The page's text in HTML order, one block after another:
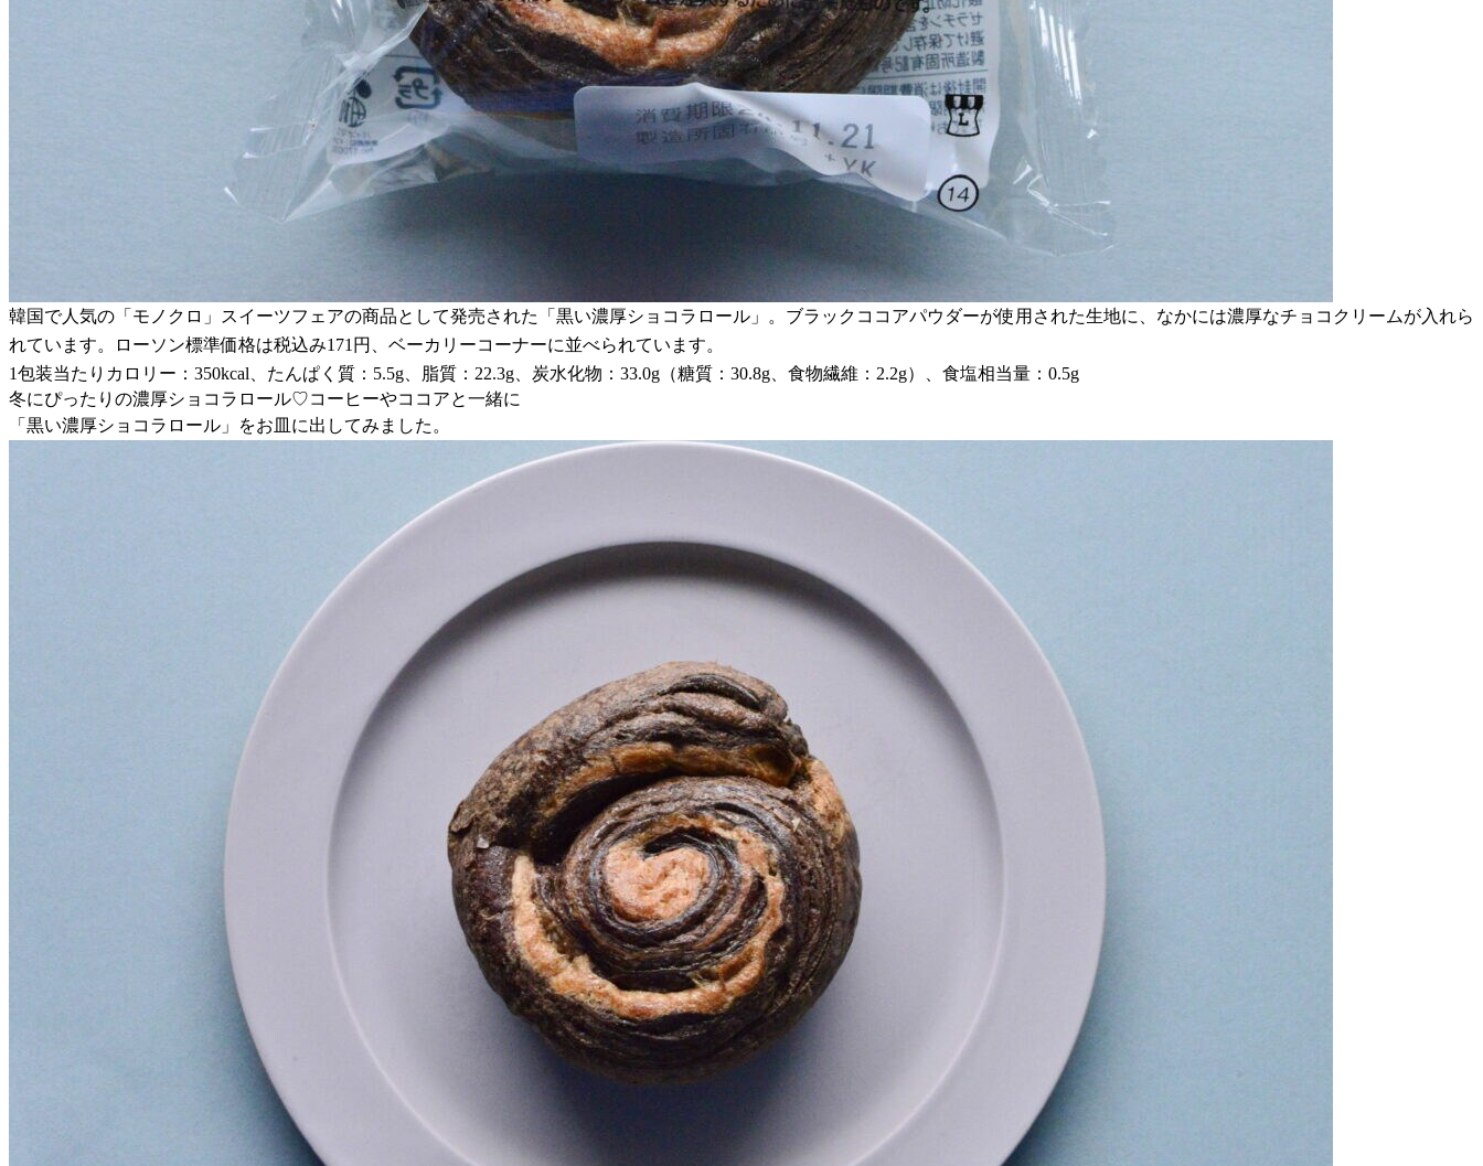
韓国で人気の「モノクロ」スイーツフェアの商品として発売された「黒い濃厚ショコラロール」。ブラックココアパウダーが使用された生地に、なかには濃厚なチョコクリームが入れら
れています。ローソン標準価格は税込み171円、ベーカリーコーナーに並べられています。
1包装当たりカロリー：350kcal、たんぱく質：5.5g、脂質：22.3g、炭水化物：33.0g（糖質：30.8g、食物繊維：2.2g）、食塩相当量：0.5g
冬にぴったりの濃厚ショコラロール♡コーヒーやココアと一緒に
「黒い濃厚ショコラロール」をお皿に出してみました。